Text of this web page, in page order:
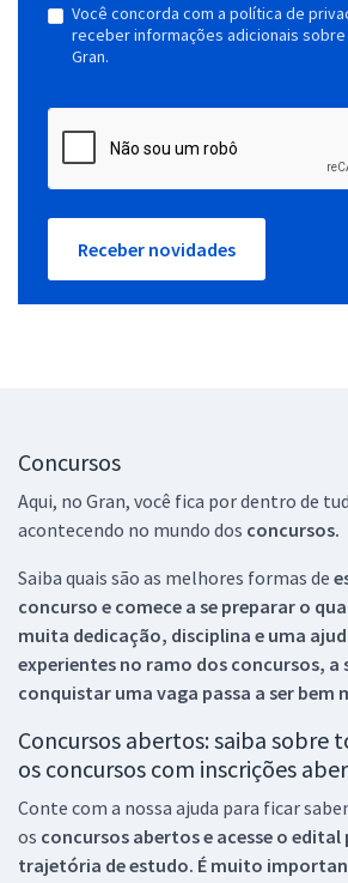
Você concorda com a política de
receber informações adicionais
Gran.
Receber novidades
Concursos
Aqui, no Gran, você fica por dentro de
acontecendo no mundo dos concursos.
Saiba quais são as melhores formas de
concurso e comece a se preparar o
muita dedicação, disciplina e uma
experientes no ramo dos concursos, a
conquistar uma vaga passa a ser bem
Concursos abertos: saiba sobre
os concursos com inscrições
Conte com a nossa ajuda para ficar
os concursos abertos e acesse o edital
trajetória de estudo. É muito